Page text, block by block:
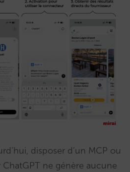
disposer d’un MCP ou
ne génère aucune